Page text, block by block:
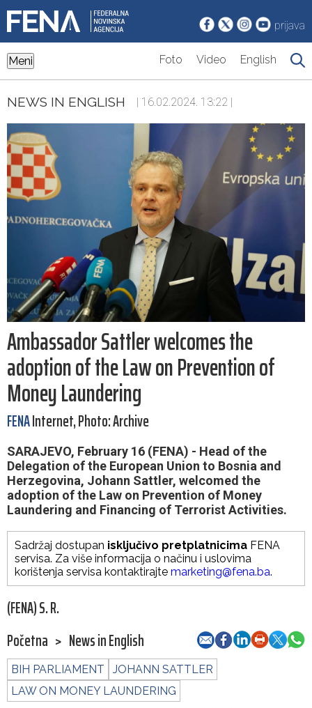
prijava
Meni Foto Video English
NEWS IN ENGLISH | 16.02.2024. 13:22 |
Ambassador Sattler welcomes the
adoption of the Law on Prevention of
Money Laundering
FENAInternet, Photo: Archive
SARAJEVO, February 16 (FENA) - Head of the
Delegation of the European Union to Bosnia and
Herzegovina, Johann Sattler, welcomed the
adoption of the Law on Prevention of Money
Laundering and Financing of Terrorist Activities.
Sadržaj dostupan isključivo pretplatnicima FENA
servisa. Za više informacija o načinu i uslovima
korištenja servisa kontaktirajte marketing@fena.ba.
(FENA) S. R.
Početna > News in English
BIH PARLIAMENT
JOHANN SATTLER
LAW ON MONEY LAUNDERING